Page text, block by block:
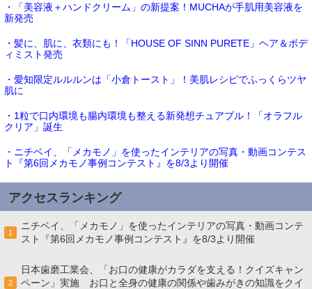
・「美容液＋ハンドクリーム」の新提案！MUCHAが手肌用美容液を
新発売
・髪に、肌に、衣類にも！「HOUSE OF SINN PURETE」ヘア＆ボデ
ィミスト発売
・愛知限定ルルルンは「小倉トースト」！美肌レシピでふっくらツヤ
肌に
・1粒で口内環境も腸内環境も整える新発想チュアブル！「オラフル
クリア」誕生
・ニチベイ、「メカモノ」を使ったインテリアの写真・動画コンテス
ト『第6回メカモノ事例コンテスト』を8/3より開催
アクセスランキング
1
ニチベイ、「メカモノ」を使ったインテリアの写真・動画コンテ
スト『第6回メカモノ事例コンテスト』を8/3より開催
2
日本歯磨工業会、「お口の健康がカラダを支える！クイズキャン
ペーン」実施 お口と全身の健康の関係や歯みがきの知識をクイ